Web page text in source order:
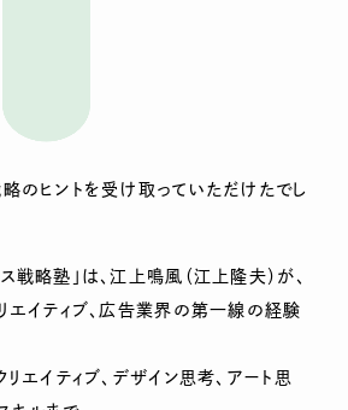
のヒントを受け取っていただけたでし
戦略塾」は、江上鳴風（江上隆夫）が、
イティブ、広告業界の第一線の経験
エイティブ、デザイン思考、アート思